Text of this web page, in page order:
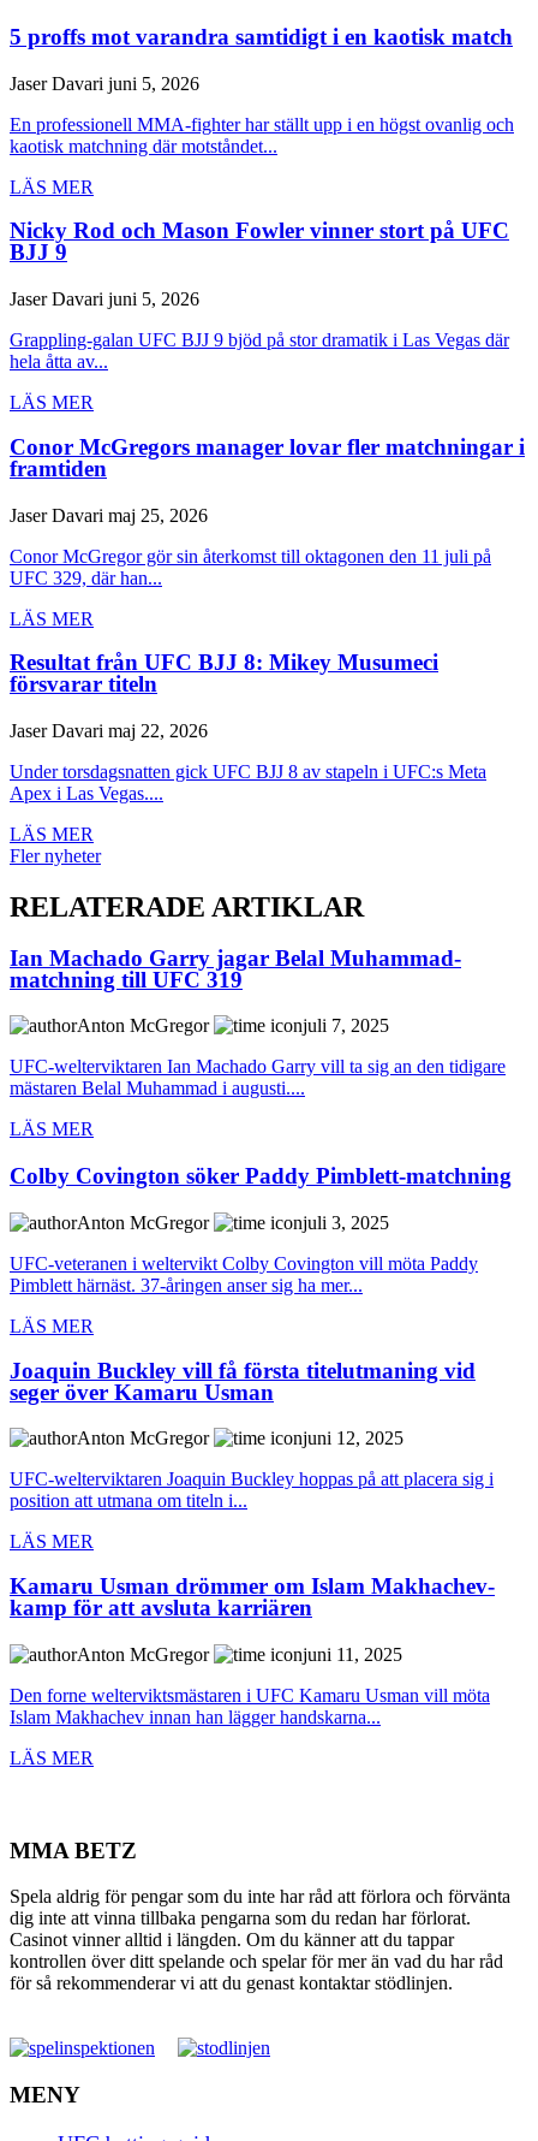
5 proffs mot varandra samtidigt i en kaotisk match
Jaser Davari juni 5, 2026
En professionell MMA-fighter har ställt upp i en högst ovanlig och
kaotisk matchning där motståndet...
LÄS MER
Nicky Rod och Mason Fowler vinner stort på UFC
BJJ 9
Jaser Davari juni 5, 2026
Grappling-galan UFC BJJ 9 bjöd på stor dramatik i Las Vegas där
hela åtta av...
LÄS MER
Conor McGregors manager lovar fler matchningar i
framtiden
Jaser Davari maj 25, 2026
Conor McGregor gör sin återkomst till oktagonen den 11 juli på
UFC 329, där han...
LÄS MER
Resultat från UFC BJJ 8: Mikey Musumeci
försvarar titeln
Jaser Davari maj 22, 2026
Under torsdagsnatten gick UFC BJJ 8 av stapeln i UFC:s Meta
Apex i Las Vegas....
LÄS MER
Fler nyheter
RELATERADE ARTIKLAR
Ian Machado Garry jagar Belal Muhammad-
matchning till UFC 319
Anton McGregor
juli 7, 2025
UFC-welterviktaren Ian Machado Garry vill ta sig an den tidigare
mästaren Belal Muhammad i augusti....
LÄS MER
Colby Covington söker Paddy Pimblett-matchning
Anton McGregor
juli 3, 2025
UFC-veteranen i weltervikt Colby Covington vill möta Paddy
Pimblett härnäst. 37-åringen anser sig ha mer...
LÄS MER
Joaquin Buckley vill få första titelutmaning vid
seger över Kamaru Usman
Anton McGregor
juni 12, 2025
UFC-welterviktaren Joaquin Buckley hoppas på att placera sig i
position att utmana om titeln i...
LÄS MER
Kamaru Usman drömmer om Islam Makhachev-
kamp för att avsluta karriären
Anton McGregor
juni 11, 2025
Den forne welterviktsmästaren i UFC Kamaru Usman vill möta
Islam Makhachev innan han lägger handskarna...
LÄS MER
MMA BETZ
Spela aldrig för pengar som du inte har råd att förlora och förvänta
dig inte att vinna tillbaka pengarna som du redan har förlorat.
Casinot vinner alltid i längden. Om du känner att du tappar
kontrollen över ditt spelande och spelar för mer än vad du har råd
för så rekommenderar vi att du genast kontaktar stödlinjen.
MENY